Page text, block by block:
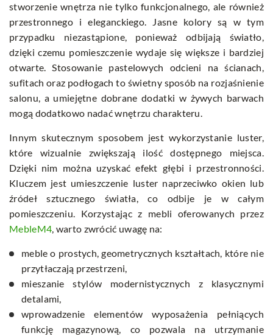
stworzenie wnętrza nie tylko funkcjonalnego, ale również
przestronnego i eleganckiego. Jasne kolory są w tym
przypadku niezastąpione, ponieważ odbijają światło,
dzięki czemu pomieszczenie wydaje się większe i bardziej
otwarte. Stosowanie pastelowych odcieni na ścianach,
sufitach oraz podłogach to świetny sposób na rozjaśnienie
salonu, a umiejętne dobrane dodatki w żywych barwach
mogą dodatkowo nadać wnętrzu charakteru.
Innym skutecznym sposobem jest wykorzystanie luster,
które wizualnie zwiększają ilość dostępnego miejsca.
Dzięki nim można uzyskać efekt głębi i przestronności.
Kluczem jest umieszczenie luster naprzeciwko okien lub
źródeł sztucznego światła, co odbije je w całym
pomieszczeniu. Korzystając z mebli oferowanych przez
MebleM4, warto zwrócić uwagę na:
meble o prostych, geometrycznych kształtach, które nie
przytłaczają przestrzeni,
mieszanie stylów modernistycznych z klasycznymi
detalami,
wprowadzenie elementów wyposażenia pełniących
funkcję magazynową, co pozwala na utrzymanie